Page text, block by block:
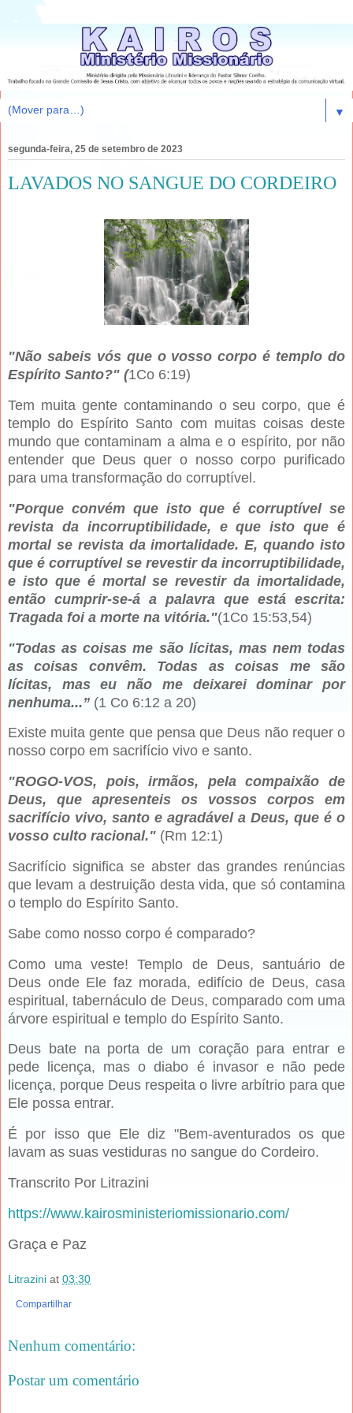
▼
segunda-feira, 25 de setembro de 2023
LAVADOS NO SANGUE DO CORDEIRO
"Não sabeis vós que o vosso corpo é templo do
Espírito Santo?" (1Co 6:19)
Tem muita gente contaminando o seu corpo, que é
templo do Espírito Santo com muitas coisas deste
mundo que contaminam a alma e o espírito, por não
entender que Deus quer o nosso corpo purificado
para uma transformação do corruptível.
"Porque convém que isto que é corruptível se
revista da incorruptibilidade, e que isto que é
mortal se revista da imortalidade. E, quando isto
que é corruptível se revestir da incorruptibilidade,
e isto que é mortal se revestir da imortalidade,
então cumprir-se-á a palavra que está escrita:
Tragada foi a morte na vitória."(1Co 15:53,54)
"Todas as coisas me são lícitas, mas nem todas
as coisas convêm. Todas as coisas me são
lícitas, mas eu não me deixarei dominar por
nenhuma...” (1 Co 6:12 a 20)
Existe muita gente que pensa que Deus não requer o
nosso corpo em sacrifício vivo e santo.
"ROGO-VOS, pois, irmãos, pela compaixão de
Deus, que apresenteis os vossos corpos em
sacrifício vivo, santo e agradável a Deus, que é o
vosso culto racional." (Rm 12:1)
Sacrifício significa se abster das grandes renúncias
que levam a destruição desta vida, que só contamina
o templo do Espírito Santo.
Sabe como nosso corpo é comparado?
Como uma veste! Templo de Deus, santuário de
Deus onde Ele faz morada, edifício de Deus, casa
espiritual, tabernáculo de Deus, comparado com uma
árvore espiritual e templo do Espírito Santo.
Deus bate na porta de um coração para entrar e
pede licença, mas o diabo é invasor e não pede
licença, porque Deus respeita o livre arbítrio para que
Ele possa entrar.
É por isso que Ele diz "Bem-aventurados os que
lavam as suas vestiduras no sangue do Cordeiro.
Transcrito Por Litrazini
https://www.kairosministeriomissionario.com/
Graça e Paz
Litrazini at 03:30
Compartilhar
Nenhum comentário:
Postar um comentário